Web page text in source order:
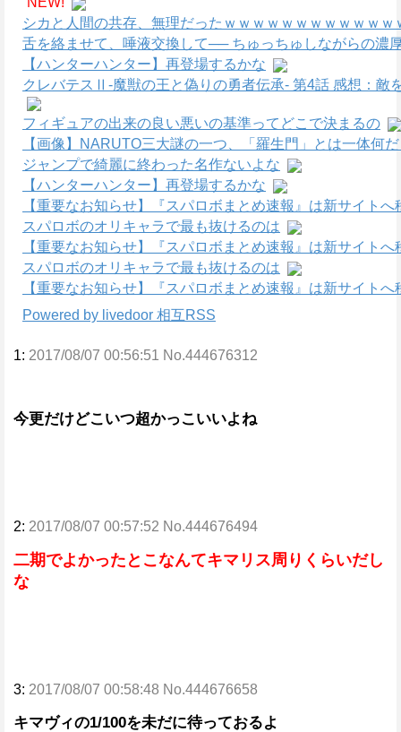
シカと人間の共存、無理だったｗｗｗｗｗｗｗｗｗｗｗｗ
舌を絡ませて、唾液交換して── ちゅっちゅしながらの濃
【ハンターハンター】再登場するかな
クレバテスⅡ-魔獣の王と偽りの勇者伝承- 第4話 感想：敵
フィギュアの出来の良い悪いの基準ってどこで決まるの
【画像】NARUTO三大謎の一つ、「羅生門」とは一体何
ジャンプで綺麗に終わった名作ないよな
【ハンターハンター】再登場するかな
【重要なお知らせ】『スパロボまとめ速報』は新サイトへ
スパロボのオリキャラで最も抜けるのは
【重要なお知らせ】『スパロボまとめ速報』は新サイトへ
スパロボのオリキャラで最も抜けるのは
【重要なお知らせ】『スパロボまとめ速報』は新サイトへ
Powered by livedoor 相互RSS
1: 2017/08/07 00:56:51 No.444676312
今更だけどこいつ超かっこいいよね
2: 2017/08/07 00:57:52 No.444676494
二期でよかったとこなんてキマリス周りくらいだし
な
3: 2017/08/07 00:58:48 No.444676658
キマヴィの1/100を未だに待っておるよ